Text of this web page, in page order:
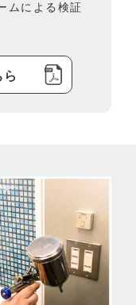
ムによる検証
ら